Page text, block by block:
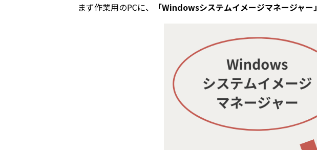
まず作業用のPCに、 「Windowsシステムイメージマネージャー」